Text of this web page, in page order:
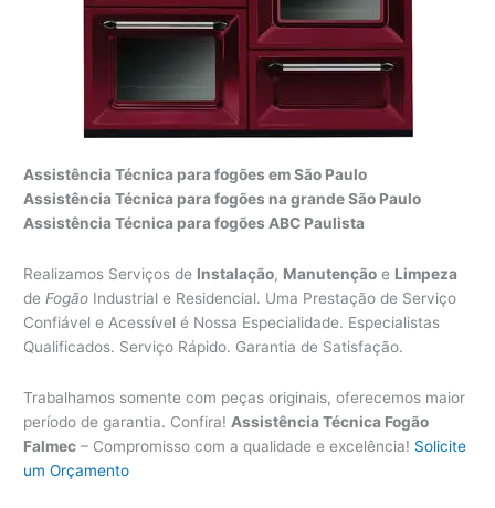
Assistência Técnica para fogões em São Paulo
Assistência Técnica para fogões na grande São Paulo
Assistência Técnica para fogões ABC Paulista
Realizamos Serviços de Instalação, Manutenção e Limpeza
de Fogão Industrial e Residencial. Uma Prestação de Serviço
Confiável e Acessível é Nossa Especialidade. Especialistas
Qualificados. Serviço Rápido. Garantia de Satisfação.
Trabalhamos somente com peças originais, oferecemos maior
período de garantia. Confira! Assistência Técnica Fogão
Falmec – Compromisso com a qualidade e excelência! Solicite
um Orçamento